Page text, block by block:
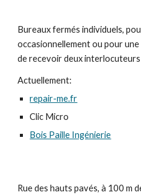
Bureaux fermés individuels,
occasionnellement ou pour
de recevoir deux interlocuteurs
Actuellement:
repair-me.fr
Clic Micro
Bois Paille Ingénierie
Rue des hauts pavés, à 100 m